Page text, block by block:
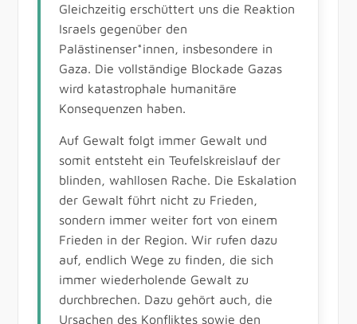
Gleichzeitig erschüttert uns die Reaktion
Israels gegenüber den
Palästinenser*innen, insbesondere in
Gaza. Die vollständige Blockade Gazas
wird katastrophale humanitäre
Konsequenzen haben.
Auf Gewalt folgt immer Gewalt und
somit entsteht ein Teufelskreislauf der
blinden, wahllosen Rache. Die Eskalation
der Gewalt führt nicht zu Frieden,
sondern immer weiter fort von einem
Frieden in der Region. Wir rufen dazu
auf, endlich Wege zu finden, die sich
immer wiederholende Gewalt zu
durchbrechen. Dazu gehört auch, die
Ursachen des Konfliktes sowie den